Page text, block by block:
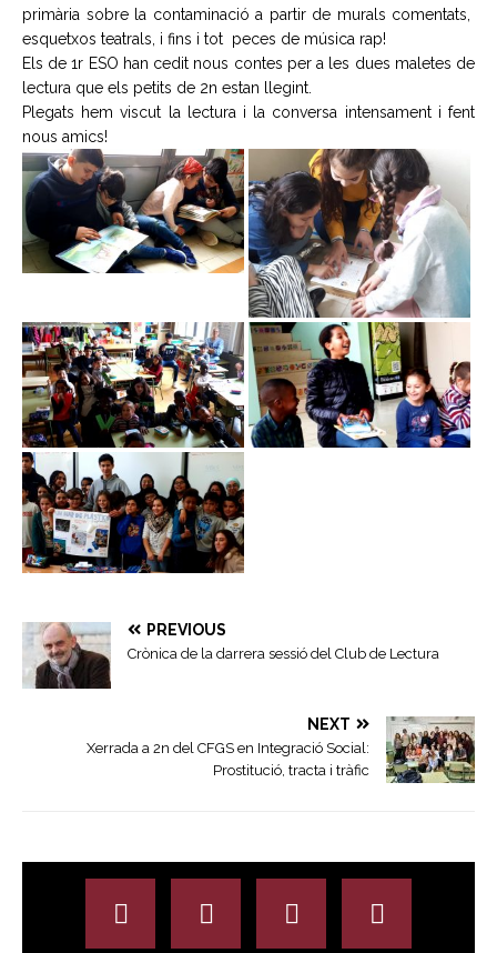
primària sobre la contaminació a partir de murals comentats,
esquetxos teatrals, i fins i tot peces de música rap!
Els de 1r ESO han cedit nous contes per a les dues maletes de
lectura que els petits de 2n estan llegint.
Plegats hem viscut la lectura i la conversa intensament i fent
nous amics!
PREVIOUS
Crònica de la darrera sessió del Club de Lectura
NEXT
Xerrada a 2n del CFGS en Integració Social:
Prostitució, tracta i tràfic